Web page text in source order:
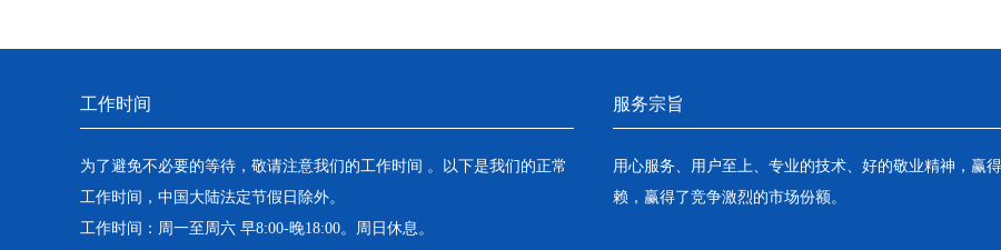
工作时间
为了避免不必要的等待，敬请注意我们的工作时间 。以下是我们的正常
工作时间，中国大陆法定节假日除外。
工作时间：周一至周六 早8:00-晚18:00。周日休息。
服务宗旨
用心服务、用户至上、专业的技术、好的敬业精神，赢
赖，赢得了竞争激烈的市场份额。